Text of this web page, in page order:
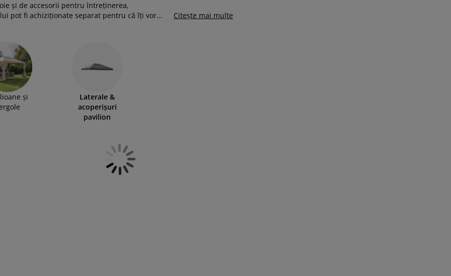
și de accesorii pentru întreținerea,
pot fi achiziționate separat pentru că îți vor
Citește mai multe
și
Laterale &
acoperișuri
pavilion